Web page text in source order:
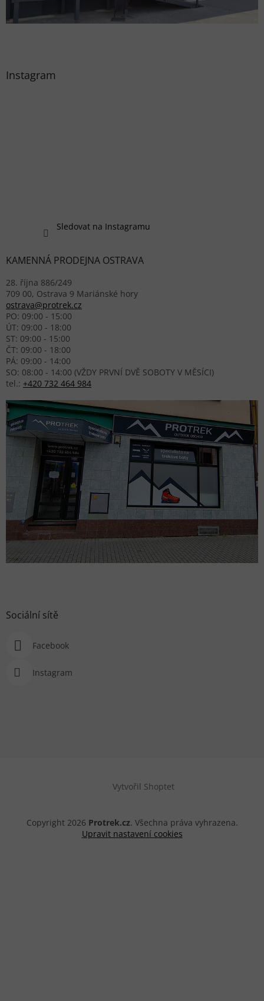
Instagram
Sledovat na Instagramu
KAMENNÁ PRODEJNA OSTRAVA
28. října 886/249
709 00, Ostrava 9 Mariánské hory
ostrava@protrek.cz
PO: 09:00 - 15:00
ÚT: 09:00 - 18:00
ST: 09:00 - 15:00
ČT: 09:00 - 18:00
PÁ: 09:00 - 14:00
SO: 08:00 - 14:00 (VŽDY PRVNÍ DVĚ SOBOTY V MĚSÍCI)
tel.: +420 732 464 984
Sociální sítě
Facebook
Instagram
Vytvořil Shoptet
Copyright 2026 Protrek.cz. Všechna práva vyhrazena.
Upravit nastavení cookies